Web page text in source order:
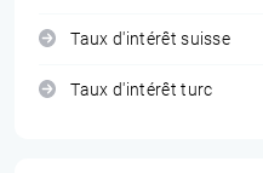
Taux d'intérêt suisse
Taux d'intérêt turc